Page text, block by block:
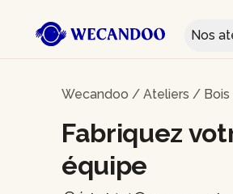
Nos
Wecandoo / Ateliers / Bois
Fabriquez
équipe